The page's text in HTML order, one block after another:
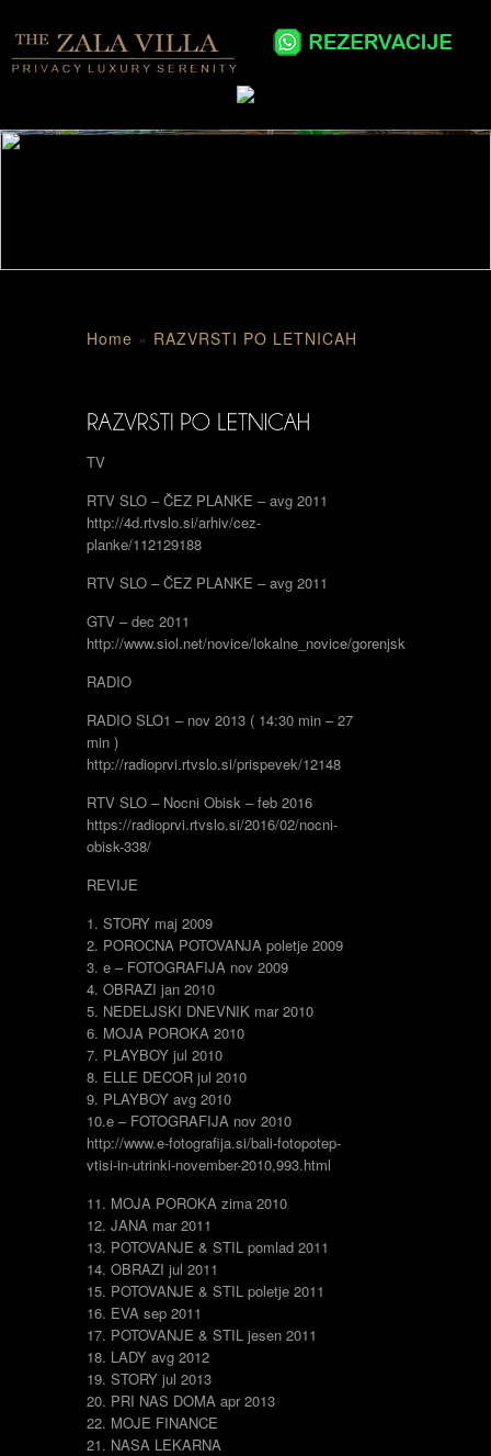
Home » RAZVRSTI PO LETNICAH
TV
RTV SLO – ČEZ PLANKE – avg 2011
http://4d.rtvslo.si/arhiv/cez-
planke/112129188
RTV SLO – ČEZ PLANKE – avg 2011
GTV – dec 2011
http://www.siol.net/novice/lokalne_novice/gorenjska/2012/01/
RADIO
RADIO SLO1 – nov 2013 ( 14:30 min – 27
min )
http://radioprvi.rtvslo.si/prispevek/12148
RTV SLO – Nocni Obisk – feb 2016
https://radioprvi.rtvslo.si/2016/02/nocni-
obisk-338/
REVIJE
1. STORY maj 2009
2. POROCNA POTOVANJA poletje 2009
3. e – FOTOGRAFIJA nov 2009
4. OBRAZI jan 2010
5. NEDELJSKI DNEVNIK mar 2010
6. MOJA POROKA 2010
7. PLAYBOY jul 2010
8. ELLE DECOR jul 2010
9. PLAYBOY avg 2010
10.e – FOTOGRAFIJA nov 2010
http://www.e-fotografija.si/bali-fotopotep-
vtisi-in-utrinki-november-2010,993.html
11. MOJA POROKA zima 2010
12. JANA mar 2011
13. POTOVANJE & STIL pomlad 2011
14. OBRAZI jul 2011
15. POTOVANJE & STIL poletje 2011
16. EVA sep 2011
17. POTOVANJE & STIL jesen 2011
18. LADY avg 2012
19. STORY jul 2013
20. PRI NAS DOMA apr 2013
22. MOJE FINANCE
21. NASA LEKARNA